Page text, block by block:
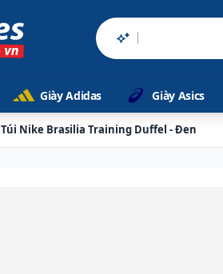
Sản phẩm chính hã
Giày Adidas Giày Asics
Túi Nike Brasilia Training Duffel - Đen